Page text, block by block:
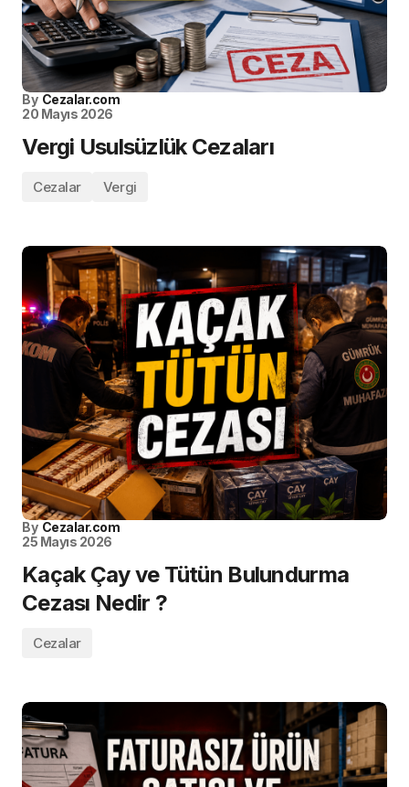
By Cezalar.com
20 Mayıs 2026
Vergi Usulsüzlük Cezaları
Cezalar Vergi
By Cezalar.com
25 Mayıs 2026
Kaçak Çay ve Tütün Bulundurma
Cezası Nedir ?
Cezalar